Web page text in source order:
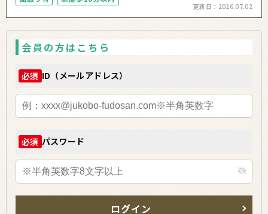
更新日： 2026.07.02
会員の方はこちら
必須 ID（メールアドレス）
必須 パスワード
ログイン